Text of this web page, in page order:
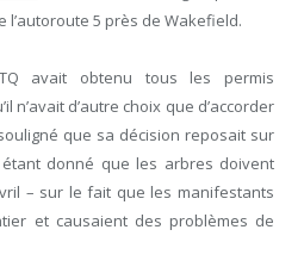
l’autoroute 5 près de Wakefield.
avait obtenu tous les permis
n’avait d’autre choix que d’accorder
que sa décision reposait sur
donné que les arbres doivent
– sur le fait que les manifestants
et causaient des problèmes de